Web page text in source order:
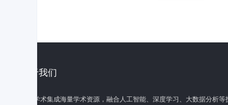
关于我们
百度学术集成海量学术资源，融合人工智能、深度学习、大数据分析